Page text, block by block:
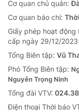
Cơ quan chủ quản:
Cơ quan báo chí:
Giấy phép hoạt động
cấp ngày 29/12/2023
Tổng Biên tập: Vũ
Phó Tổng Biên tập:
Nguyễn Trọng Ninh
Tổng đài VTV:
Ðiện thoại Thời báo